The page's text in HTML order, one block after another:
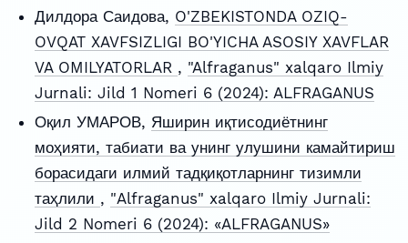
Дилдора Саидова, O'ZBEKISTONDA OZIQ-
OVQAT XAVFSIZLIGI BO'YICHA ASOSIY XAVFLAR
VA OMILYATORLAR , "Alfraganus" xalqaro Ilmiy
Jurnali: Jild 1 Nomeri 6 (2024): ALFRAGANUS
Оқил УМАРОВ, Яширин иқтисодиётнинг
моҳияти, табиати ва унинг улушини камайтириш
борасидаги илмий тадқиқотларнинг тизимли
таҳлили , "Alfraganus" xalqaro Ilmiy Jurnali:
Jild 2 Nomeri 6 (2024): «ALFRAGANUS»